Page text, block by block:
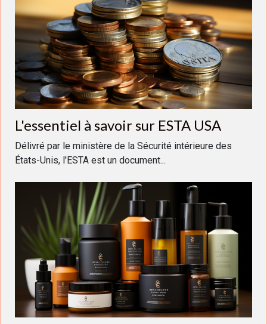
L'essentiel à savoir sur ESTA USA
Délivré par le ministère de la Sécurité intérieure des
États-Unis, l'ESTA est un document...